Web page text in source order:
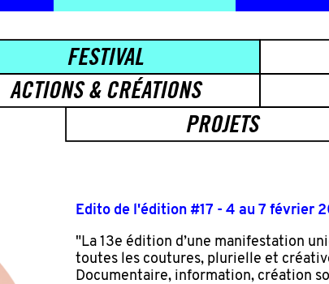
FESTIVAL
ACTIONS & CRÉATIONS
PROJETS
Edito de l'édition #17 - 4 au 7 février
"La 13e édition d’une manifestation
toutes les coutures, plurielle et
Documentaire, information, création